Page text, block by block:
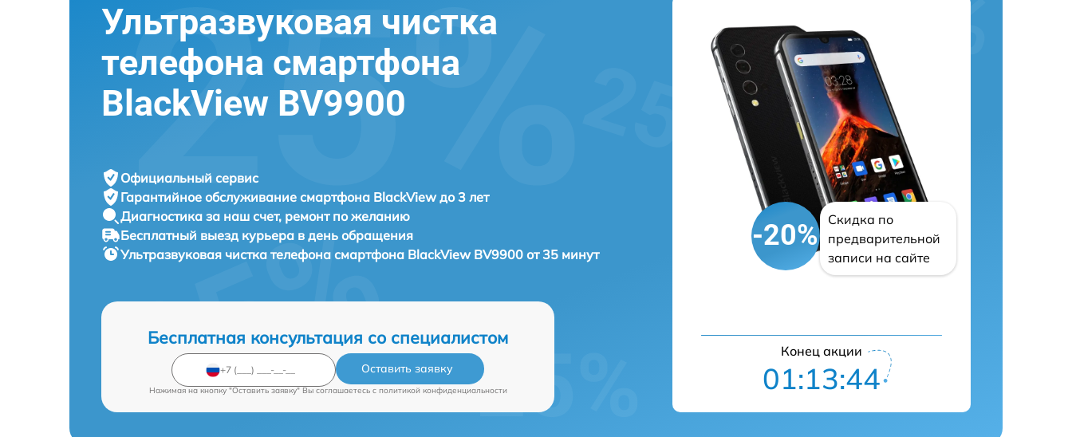
Ультразвуковая чистка
телефона смартфона
BlackView BV9900
Официальный сервис
Гарантийное обслуживание смартфона BlackView до 3 лет
Диагностика за наш счет, ремонт по желанию
Бесплатный выезд курьера в день обращения
Ультразвуковая чистка телефона смартфона BlackView BV9900 от 35 минут
Бесплатная консультация со специалистом
Оставить заявку
Нажимая на кнопку "Оставить заявку" Вы соглашаетесь c политикой конфиденциальности
-20%
Скидка по
предварительной
записи на сайте
Конец акции
01:13:43